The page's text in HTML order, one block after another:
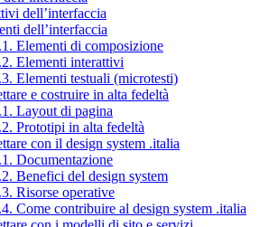
dell’interfaccia
dell’interfaccia
Elementi di composizione
Elementi interattivi
Elementi testuali (microtesti)
e costruire in alta fedeltà
Layout di pagina
Prototipi in alta fedeltà
con il design system .italia
Documentazione
Benefici del design system
Risorse operative
Come contribuire al design system .italia